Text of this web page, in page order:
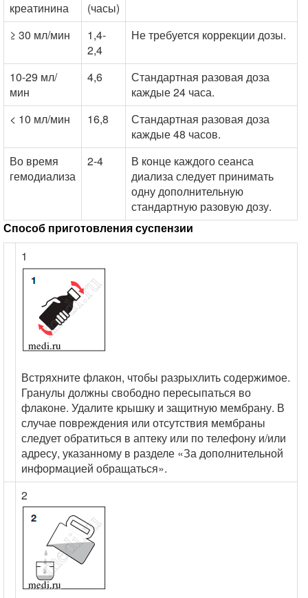
креатинина
(часы)
≥ 30 мл/мин
1,4-
2,4
Не требуется коррекции дозы.
10-29 мл/
мин
4,6
Стандартная разовая доза
каждые 24 часа.
< 10 мл/мин
16,8
Стандартная разовая доза
каждые 48 часов.
Во время
гемодиализа
2-4
В конце каждого сеанса
диализа следует принимать
одну дополнительную
стандартную разовую дозу.
Способ приготовления суспензии
1
Встряхните флакон, чтобы разрыхлить содержимое.
Гранулы должны свободно пересыпаться во
флаконе. Удалите крышку и защитную мембрану. В
случае повреждения или отсутствия мембраны
следует обратиться в аптеку или по телефону и/или
адресу, указанному в разделе «За дополнительной
информацией обращаться».
2